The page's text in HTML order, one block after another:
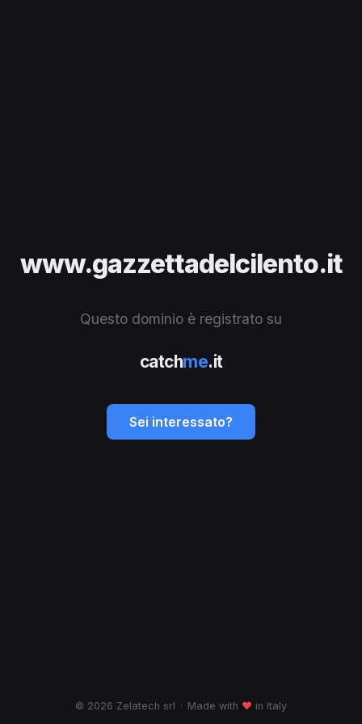
www.gazzettadelcilento.it
Questo dominio è registrato su
catchme.it
Sei interessato?
© 2026 Zelatech srl · Made with ♥ in Italy